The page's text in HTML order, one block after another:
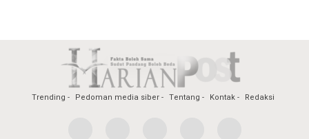
Trending Pedoman media siber Tentang Kontak Redaksi